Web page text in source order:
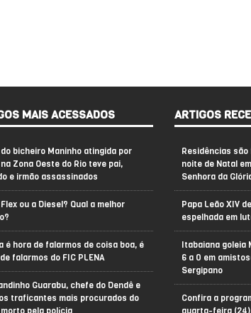
MAIS ACESSADOS
bicheiro Maninho atingida por
Zona Oeste do Rio teve pai,
e irmão assassinados
ou a Diesel? Qual a melhor
é hora de falarmos de coisa boa, é
falarmos do FIC PLENA
Guarabu, chefe do Dendê e
traficantes mais procurados do
ARTIGOS
Residências
noite de Natal
Senhora da
Papa Leão XIV
espelhada em
Itabaiana goleia
6 a 0 em
Sergipano
Confira a